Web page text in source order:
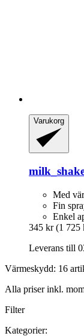
Varukorg
Med
Fin
Enkel
345 kr (1 725
Leverans till
Värmeskydd: 16
Alla priser inkl.
Filter
Kategorier: